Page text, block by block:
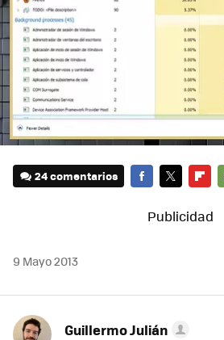
24 comentarios
9 Mayo 2013
Guillermo Julián